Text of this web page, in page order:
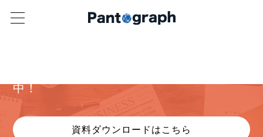
中！
資料ダウンロードはこちら